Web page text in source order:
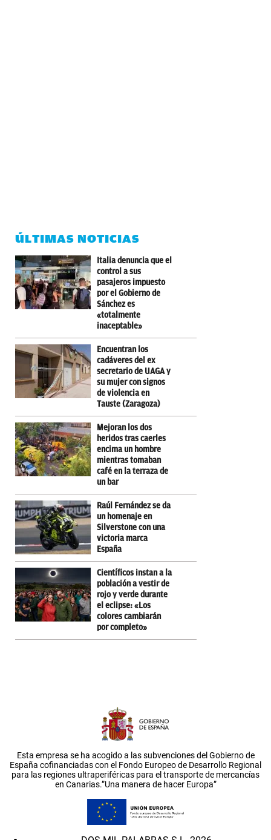
ÚLTIMAS NOTICIAS
Italia denuncia que el
control a sus
pasajeros impuesto
por el Gobierno de
Sánchez es
«totalmente
inaceptable»
Encuentran los
cadáveres del ex
secretario de UAGA y
su mujer con signos
de violencia en
Tauste (Zaragoza)
Mejoran los dos
heridos tras caerles
encima un hombre
mientras tomaban
café en la terraza de
un bar
Raúl Fernández se da
un homenaje en
Silverstone con una
victoria marca
España
Científicos instan a la
población a vestir de
rojo y verde durante
el eclipse: «Los
colores cambiarán
por completo»
Esta empresa se ha acogido a las subvenciones del Gobierno de
España cofinanciadas con el Fondo Europeo de Desarrollo Regional
para las regiones ultraperiféricas para el transporte de mercancías
en Canarias.”Una manera de hacer Europa”